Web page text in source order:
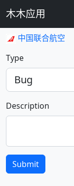
木木应用
中国联合航空
Type
Description
Submit